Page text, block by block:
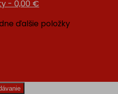
- 0,00 €
ďalšie položky